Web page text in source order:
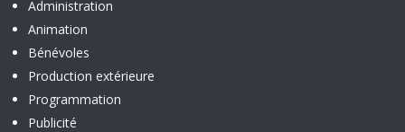
Administration
Animation
Bénévoles
Production extérieure
Programmation
Publicité